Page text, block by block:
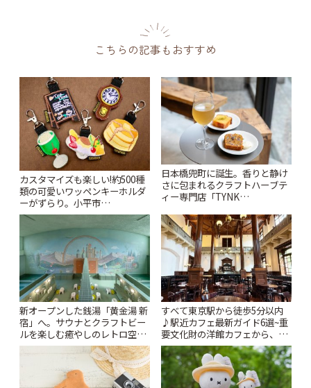
こちらの記事もおすすめ
カスタマイズも楽しい!約500種
類の可愛いワッペンキーホルダ
ーがずらり。小平市
「Kimamaya T&K」 | ことりっ
日本橋兜町に誕生。香りと静け
さに包まれるクラフトハーブテ
ィー専門店「TYNK
新オープンした銭湯「黄金湯 新
宿」へ。サウナとクラフトビー
ルを楽しむ癒やしのレトロ空間
| ことりっぷ
すべて東京駅から徒歩5分以内
♪駅近カフェ最新ガイド6選~重
要文化財の洋館カフェから、改
札すぐのレトロ喫茶まで~ | こと
りっぷ